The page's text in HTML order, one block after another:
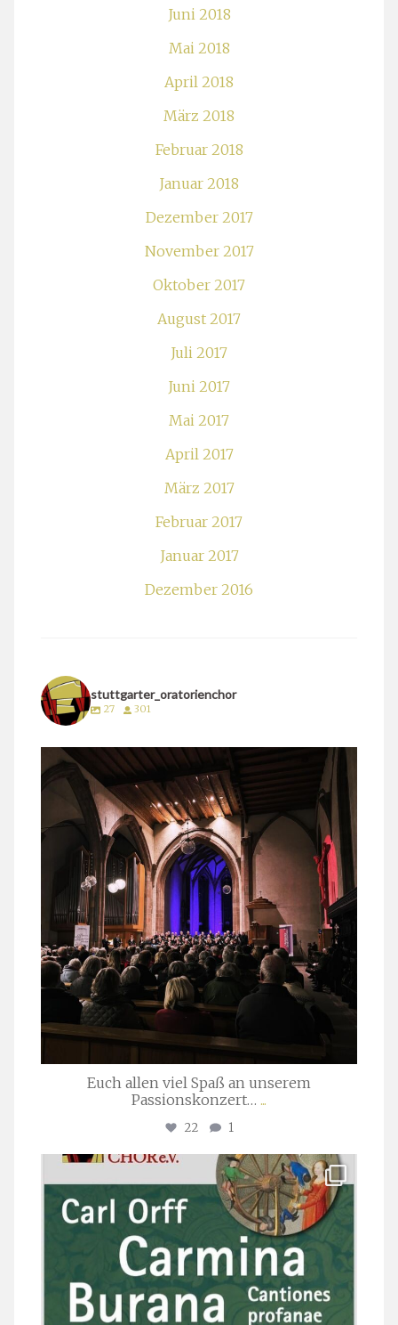
Juni 2018
Mai 2018
April 2018
März 2018
Februar 2018
Januar 2018
Dezember 2017
November 2017
Oktober 2017
August 2017
Juli 2017
Juni 2017
Mai 2017
April 2017
März 2017
Februar 2017
Januar 2017
Dezember 2016
stuttgarter_oratorienchor
27 301
stuttgarter_oratorienchor
März 24
Euch allen viel Spaß an unserem
Passionskonzert… ...
22 1
stuttgarter_oratorienchor
Juli 22